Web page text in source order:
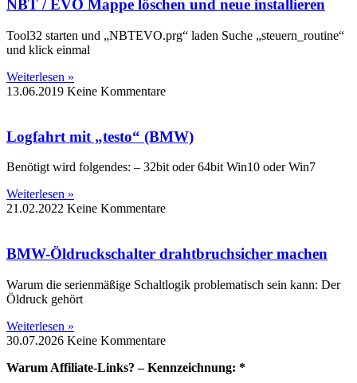
NBT / EVO Mappe löschen und neue installieren
Tool32 starten und „NBTEVO.prg“ laden Suche „steuern_routine“
und klick einmal
Weiterlesen »
13.06.2019 Keine Kommentare
Logfahrt mit „testo“ (BMW)
Benötigt wird folgendes: – 32bit oder 64bit Win10 oder Win7
Weiterlesen »
21.02.2022 Keine Kommentare
BMW-Öldruckschalter drahtbruchsicher machen
Warum die serienmäßige Schaltlogik problematisch sein kann: Der
Öldruck gehört
Weiterlesen »
30.07.2026 Keine Kommentare
Warum Affiliate-Links? – Kennzeichnung: *